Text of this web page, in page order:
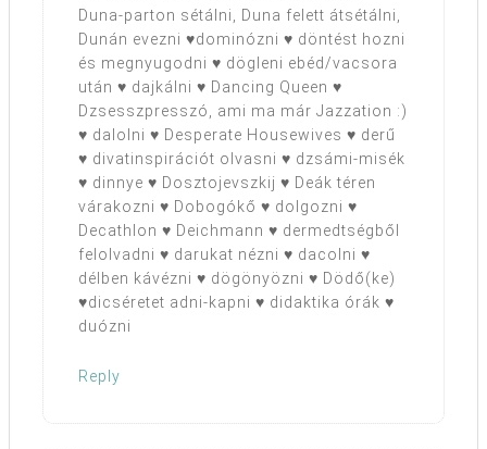
Duna-parton sétálni, Duna felett átsétálni,
Dunán evezni ♥dominózni ♥ döntést hozni
és megnyugodni ♥ dögleni ebéd/vacsora
után ♥ dajkálni ♥ Dancing Queen ♥
Dzsesszpresszó, ami ma már Jazzation :)
♥ dalolni ♥ Desperate Housewives ♥ derű
♥ divatinspirációt olvasni ♥ dzsámi-misék
♥ dinnye ♥ Dosztojevszkij ♥ Deák téren
várakozni ♥ Dobogókő ♥ dolgozni ♥
Decathlon ♥ Deichmann ♥ dermedtségből
felolvadni ♥ darukat nézni ♥ dacolni ♥
délben kávézni ♥ dögönyözni ♥ Dödő(ke)
♥dicséretet adni-kapni ♥ didaktika órák ♥
duózni
Reply